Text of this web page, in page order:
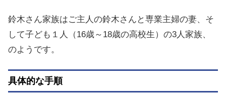
鈴木さん家族はご主人の鈴木さんと専業主婦の妻、そ
して子ども１人（16歳～18歳の高校生）の3人家族、
のようです。
具体的な手順